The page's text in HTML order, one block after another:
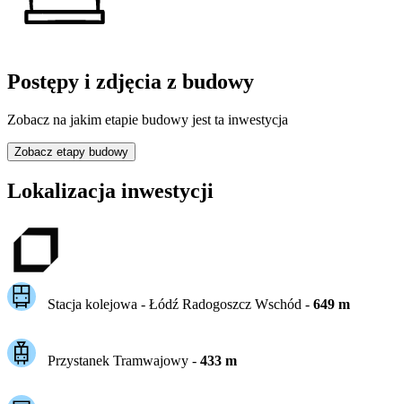
Postępy i zdjęcia z budowy
Zobacz na jakim etapie budowy jest ta inwestycja
Zobacz etapy budowy
Lokalizacja inwestycji
Stacja kolejowa - Łódź Radogoszcz Wschód - 649m
Przystanek Tramwajowy - 433m